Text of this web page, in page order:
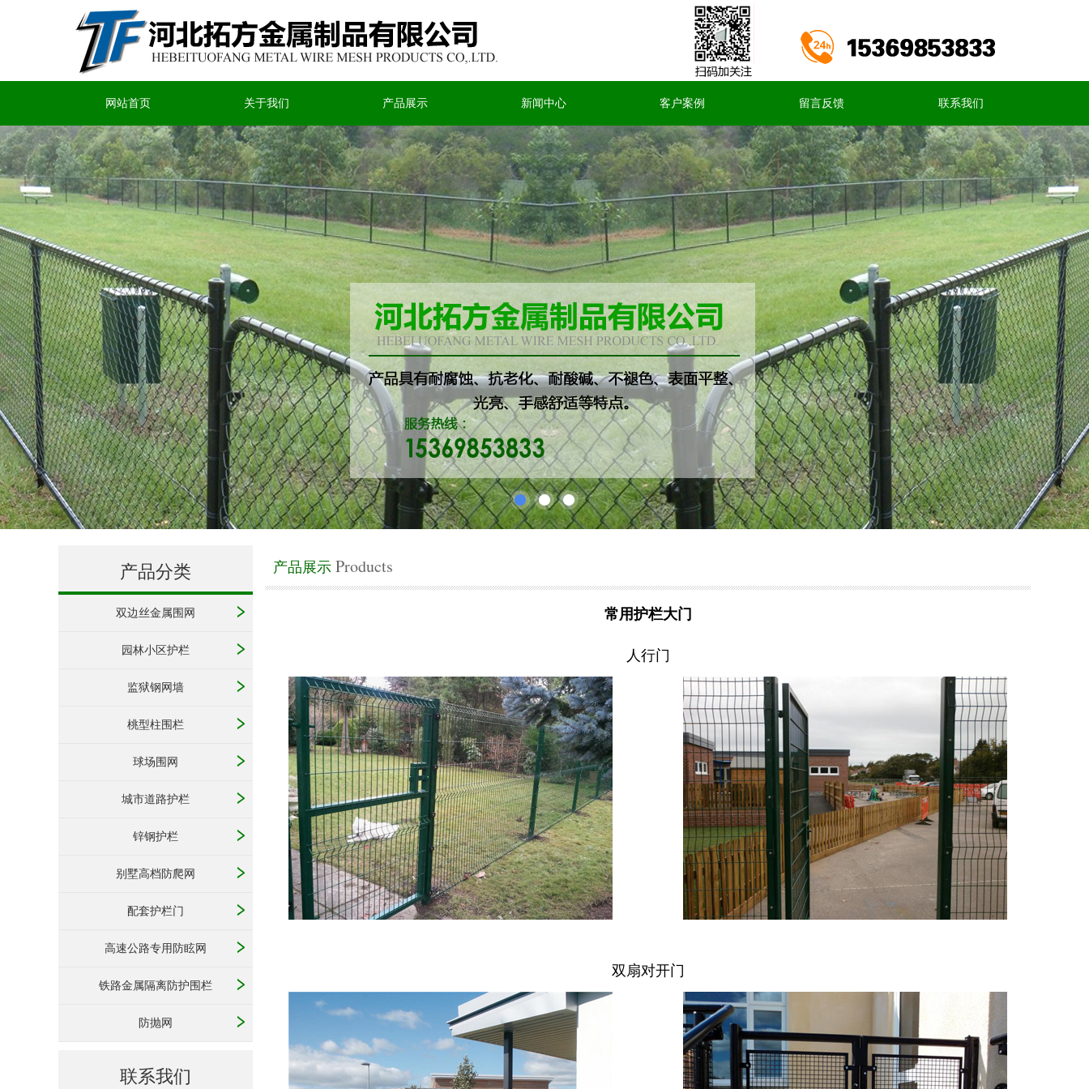
网站首页 关于我们 产品展示 新闻中心 客户案例 留言反馈 联系我们
产品分类
双边丝金属围网
园林小区护栏
监狱钢网墙
桃型柱围栏
球场围网
城市道路护栏
锌钢护栏
别墅高档防爬网
配套护栏门
高速公路专用防眩网
铁路金属隔离防护围栏
防抛网
联系我们
产品展示 Products
常用护栏大门
人行门
双扇对开门